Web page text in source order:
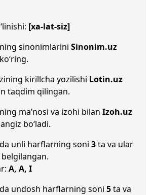
[xa-lat-siz]
sinonimlarini Sinonim.uz
kirillcha yozilishi Lotin.uz
taqdim qilingan.
ma’nosi va izohi bilan Izoh.uz
bo‘ladi.
unli harflarning soni 3ta va ular
A, A, I
undosh harflarning soni 5ta va